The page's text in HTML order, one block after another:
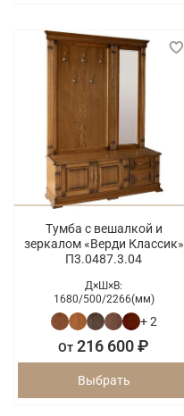
Тумба с вешалкой и
зеркалом «Верди Классик»
П3.0487.3.04
Д×Ш×В:
1680/500/2266(мм)
+ 2
От 216 600 ₽
Выбрать